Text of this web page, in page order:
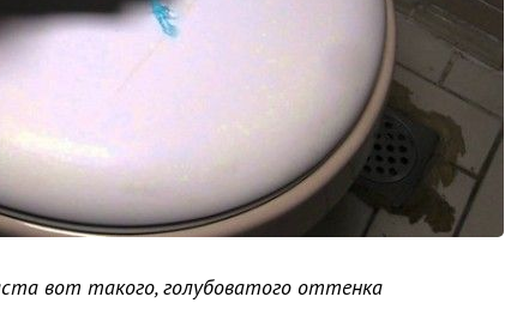
вот такого, голубоватого оттенка